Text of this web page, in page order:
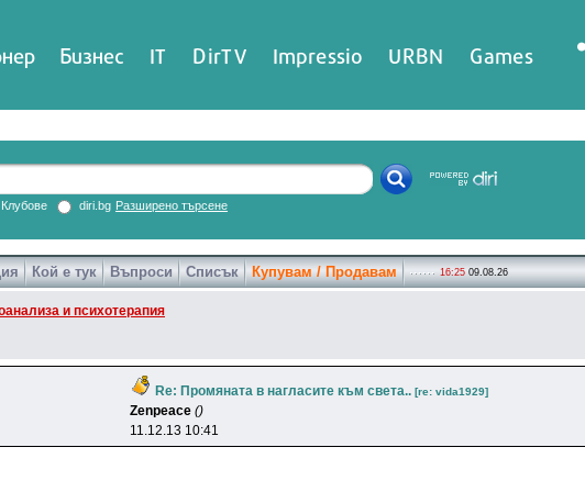
Бизнес IT DirTV Impressio URBN Games
Клубове diri.bg Разширено търсене
Кой е тук Въпроси Списък Купувам / Продавам 16:25 09.08.26
и психотерапия
Re: Промяната в нагласите към света.. [re: vida1929]
Zenpeace ()
11.12.13 10:41